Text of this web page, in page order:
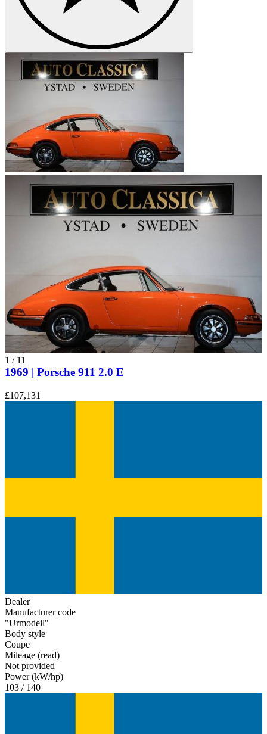
1 / 11
1969 | Porsche 911 2.0 E
£107,131
Dealer
Manufacturer code
"Urmodell"
Body style
Coupe
Mileage (read)
Not provided
Power (kW/hp)
103 / 140